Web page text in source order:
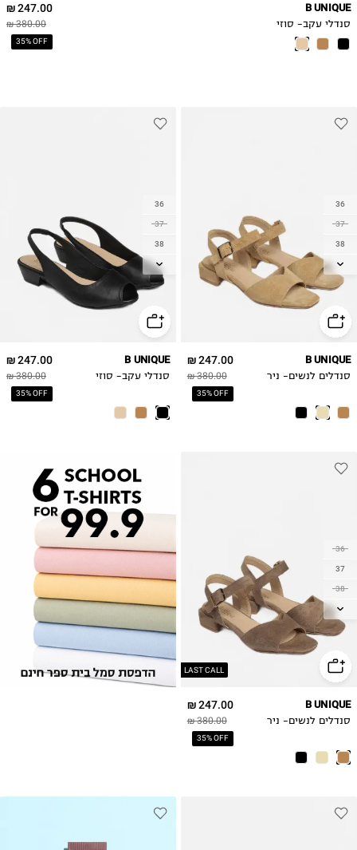
247.00 ₪
380.00 ₪
35% OFF
B UNIQUE
סנדלי עקב- סוזי
36
37
38
39
40
42
247.00 ₪
380.00 ₪
35% OFF
B UNIQUE
סנדלים לנשים- ניר
36
37
38
39
40
42
247.00 ₪
380.00 ₪
35% OFF
B UNIQUE
סנדלי עקב- סוזי
LAST CALL
36
37
38
39
40
42
247.00 ₪
380.00 ₪
35% OFF
B UNIQUE
סנדלים לנשים- ניר